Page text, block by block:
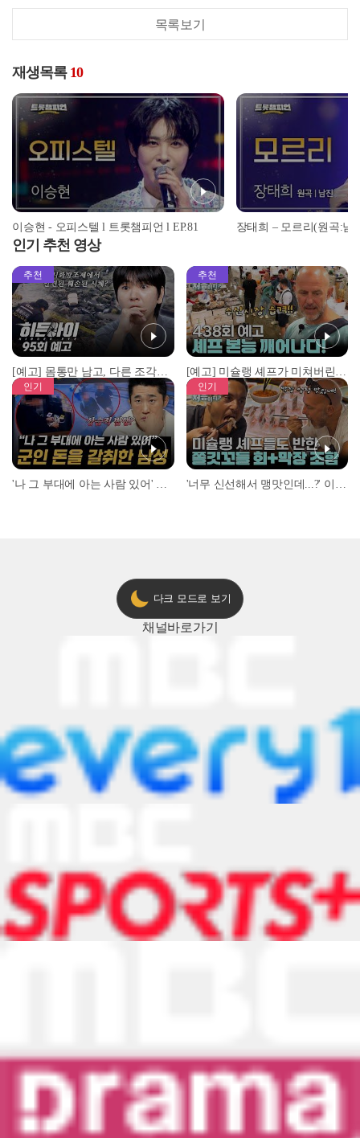
목록보기
재생목록 10
이승현 - 오피스텔 l 트롯챔피언 l EP.81
인기 추천 영상
추천
[예고] 몸통만 남고, 다른 조각은 어디에..? 시화호에서 드러난 충격적인 토막 살인사건!
추천
[예고] 미슐랭 셰프가 미쳐버린 이유! 본능이 깨어난 사건은?
인기 인기
다크 모드로 보기
채널바로가기